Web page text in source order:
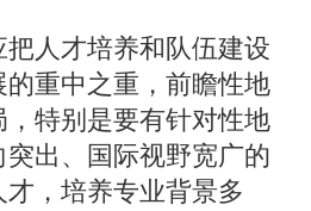
人才培养和队伍建设
重中之重，前瞻性地
特别是要有针对性地
出、国际视野宽广的
，培养专业背景多